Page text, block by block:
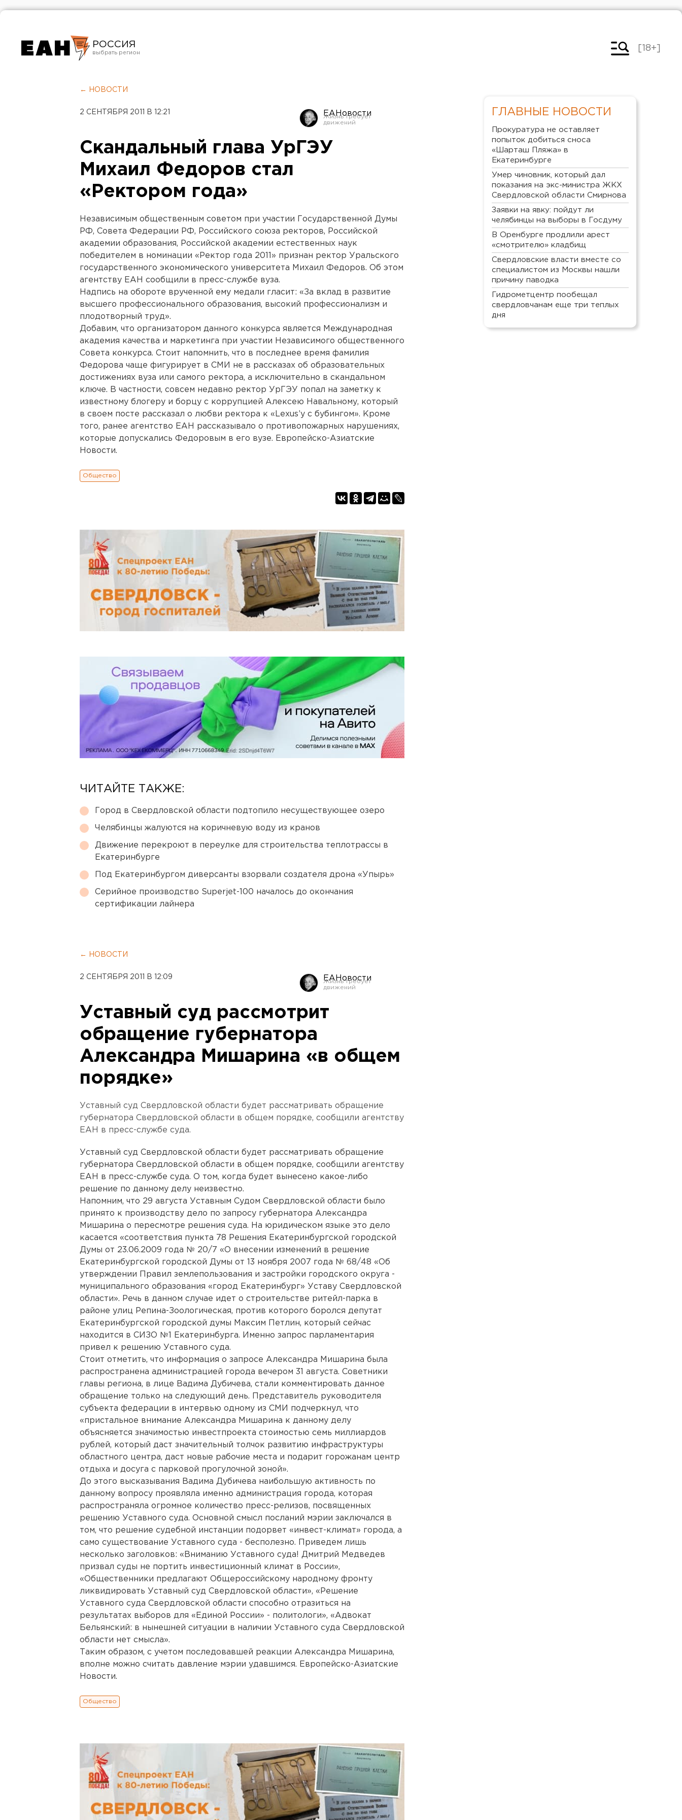
РОССИЯ
Челябинск
[18+]
← НОВОСТИ
2 СЕНТЯБРЯ 2011 В 12:21 ЕАНовости
Скандальный глава УрГЭУ
Михаил Федоров стал
«Ректором года»
Независимым общественным советом при участии Государственной Думы
РФ, Совета Федерации РФ, Российского союза ректоров, Российской
академии образования, Российской академии естественных наук
победителем в номинации «Ректор года 2011» признан ректор Уральского
государственного экономического университета Михаил Федоров. Об этом
агентству ЕАН сообщили в пресс-службе вуза.
Надпись на обороте врученной ему медали гласит: «За вклад в развитие
высшего профессионального образования, высокий профессионализм и
плодотворный труд».
Добавим, что организатором данного конкурса является Международная
академия качества и маркетинга при участии Независимого общественного
Совета конкурса. Стоит напомнить, что в последнее время фамилия
Федорова чаще фигурирует в СМИ не в рассказах об образовательных
достижениях вуза или самого ректора, а исключительно в скандальном
ключе. В частности, совсем недавно ректор УрГЭУ попал на заметку к
известному блогеру и борцу с коррупцией Алексею Навальному, который
в своем посте рассказал о любви ректора к «Lexus’у с бубингом». Кроме
того, ранее агентство ЕАН рассказывало о противопожарных нарушениях,
которые допускались Федоровым в его вузе. Европейско-Азиатские
Новости.
Общество
ЧИТАЙТЕ ТАКЖЕ:
Город в Свердловской области подтопило несуществующее озеро
Челябинцы жалуются на коричневую воду из кранов
Движение перекроют в переулке для строительства теплотрассы в
Екатеринбурге
Под Екатеринбургом диверсанты взорвали создателя дрона «Упырь»
Серийное производство Superjet-100 началось до окончания
сертификации лайнера
← НОВОСТИ
2 СЕНТЯБРЯ 2011 В 12:09 ЕАНовости
Уставный суд рассмотрит
обращение губернатора
Александра Мишарина «в общем
порядке»
Уставный суд Свердловской области будет рассматривать обращение
губернатора Свердловской области в общем порядке, сообщили агентству
ЕАН в пресс-службе суда.
Уставный суд Свердловской области будет рассматривать обращение
губернатора Свердловской области в общем порядке, сообщили агентству
ЕАН в пресс-службе суда. О том, когда будет вынесено какое-либо
решение по данному делу неизвестно.
Напомним, что 29 августа Уставным Судом Свердловской области было
принято к производству дело по запросу губернатора Александра
Мишарина о пересмотре решения суда. На юридическом языке это дело
касается «соответствия пункта 78 Решения Екатеринбургской городской
Думы от 23.06.2009 года № 20/7 «О внесении изменений в решение
Екатеринбургской городской Думы от 13 ноября 2007 года № 68/48 «Об
утверждении Правил землепользования и застройки городского округа -
муниципального образования «город Екатеринбург» Уставу Свердловской
области». Речь в данном случае идет о строительстве ритейл-парка в
районе улиц Репина-Зоологическая, против которого боролся депутат
Екатеринбургской городской думы Максим Петлин, который сейчас
находится в СИЗО №1 Екатеринбурга. Именно запрос парламентария
привел к решению Уставного суда.
Стоит отметить, что информация о запросе Александра Мишарина была
распространена администрацией города вечером 31 августа. Советники
главы региона, в лице Вадима Дубичева, стали комментировать данное
обращение только на следующий день. Представитель руководителя
субъекта федерации в интервью одному из СМИ подчеркнул, что
«пристальное внимание Александра Мишарина к данному делу
объясняется значимостью инвестпроекта стоимостью семь миллиардов
рублей, который даст значительный толчок развитию инфраструктуры
областного центра, даст новые рабочие места и подарит горожанам центр
отдыха и досуга с парковой прогулочной зоной».
До этого высказывания Вадима Дубичева наибольшую активность по
данному вопросу проявляла именно администрация города, которая
распространяла огромное количество пресс-релизов, посвященных
решению Уставного суда. Основной смысл посланий мэрии заключался в
том, что решение судебной инстанции подорвет «инвест-климат» города, а
само существование Уставного суда - бесполезно. Приведем лишь
несколько заголовков: «Вниманию Уставного суда! Дмитрий Медведев
призвал суды не портить инвестиционный климат в России»,
«Общественники предлагают Общероссийскому народному фронту
ликвидировать Уставный суд Свердловской области», «Решение
Уставного суда Свердловской области способно отразиться на
результатах выборов для «Единой России» - политологи», «Адвокат
Бельянский: в нынешней ситуации в наличии Уставного суда Свердловской
области нет смысла».
Таким образом, с учетом последовавшей реакции Александра Мишарина,
вполне можно считать давление мэрии удавшимся. Европейско-Азиатские
Новости.
Общество
ГЛАВНЫЕ НОВОСТИ
Прокуратура не оставляет
попыток добиться сноса
«Шарташ Пляжа» в
Екатеринбурге
Умер чиновник, который дал
показания на экс-министра ЖКХ
Свердловской области Смирнова
Заявки на явку: пойдут ли
челябинцы на выборы в Госдуму
В Оренбурге продлили арест
«смотрителю» кладбищ
Свердловские власти вместе со
специалистом из Москвы нашли
причину паводка
Гидрометцентр пообещал
свердловчанам еще три теплых
дня